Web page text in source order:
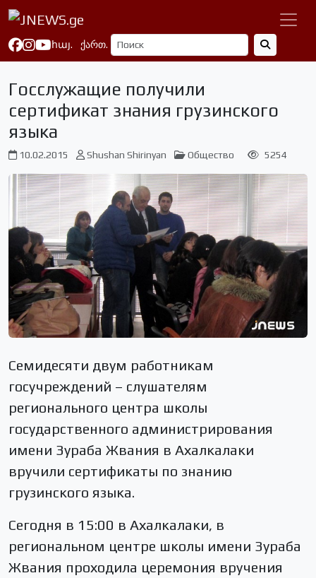
հայ. ქართ.
Госслужащие получили
сертификат знания грузинского
языка
10.02.2015 Shushan Shirinyan Общество 5254
Семидесяти двум работникам
госучреждений – слушателям
регионального центра школы
государственного администрирования
имени Зураба Жвания в Ахалкалаки
вручили сертификаты по знанию
грузинского языка.
Сегодня в 15:00 в Ахалкалаки, в
региональном центре школы имени Зураба
Жвания проходила церемония вручения